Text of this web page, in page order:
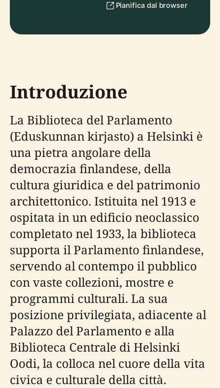
Pianifica dal browser
Introduzione
La Biblioteca del Parlamento
(Eduskunnan kirjasto) a Helsinki è
una pietra angolare della
democrazia finlandese, della
cultura giuridica e del patrimonio
architettonico. Istituita nel 1913 e
ospitata in un edificio neoclassico
completato nel 1933, la biblioteca
supporta il Parlamento finlandese,
servendo al contempo il pubblico
con vaste collezioni, mostre e
programmi culturali. La sua
posizione privilegiata, adiacente al
Palazzo del Parlamento e alla
Biblioteca Centrale di Helsinki
Oodi, la colloca nel cuore della vita
civica e culturale della città.